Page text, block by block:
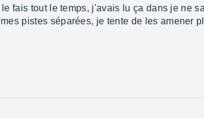
fais tout le temps, j'avais lu ça dans je ne
pistes séparées, je tente de les amener